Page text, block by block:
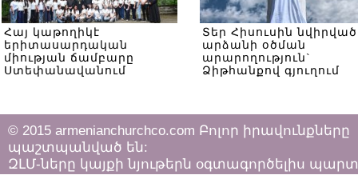
Հայ կաթողիկէ
երիտասարդական
միության ճամբարը
Ստեփանավանում
Տեր Հիսուսին նվիրված
արձանի օծման
արարողություն`
Ձիթհանքով գյուղում
© 2015 armenianchurchco.com Բոլոր իրավունքները
պաշտպանված են:
ԶԼՄ-ները կայքի նյութերն օգտագործելիս